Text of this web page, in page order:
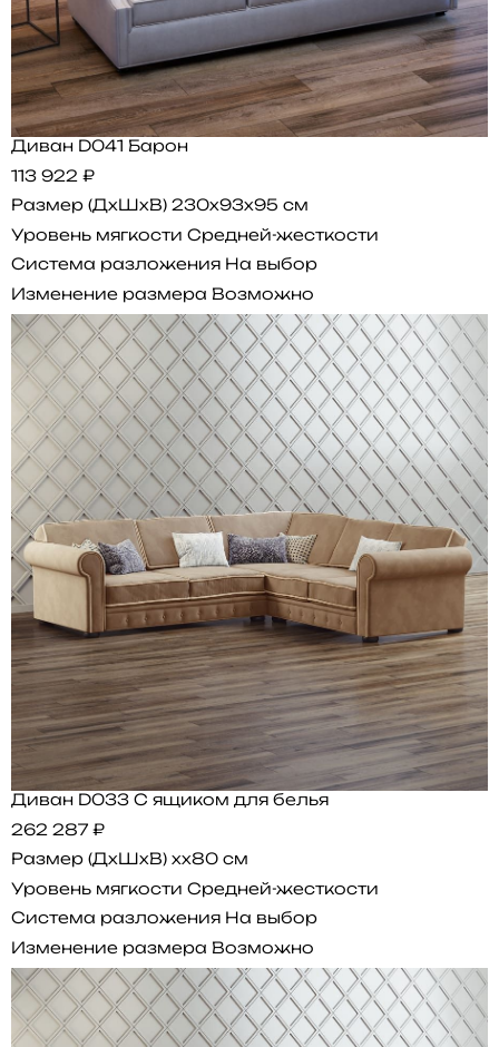
Диван D041 Барон
113 922 ₽
Размер (ДхШхВ) 230x93x95 см
Уровень мягкости Средней-жесткости
Система разложения На выбор
Изменение размера Возможно
Диван D033 С ящиком для белья
262 287 ₽
Размер (ДхШхВ) xx80 см
Уровень мягкости Средней-жесткости
Система разложения На выбор
Изменение размера Возможно